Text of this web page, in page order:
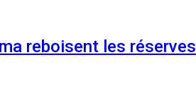
reboisent les réserves